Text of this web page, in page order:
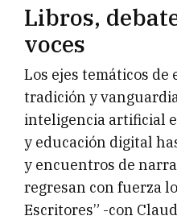
Libros,
voces
Los ejes temáticos de
tradición y
inteligencia artificial
y educación digital
y encuentros de
regresan con fuerza
Escritores” -con